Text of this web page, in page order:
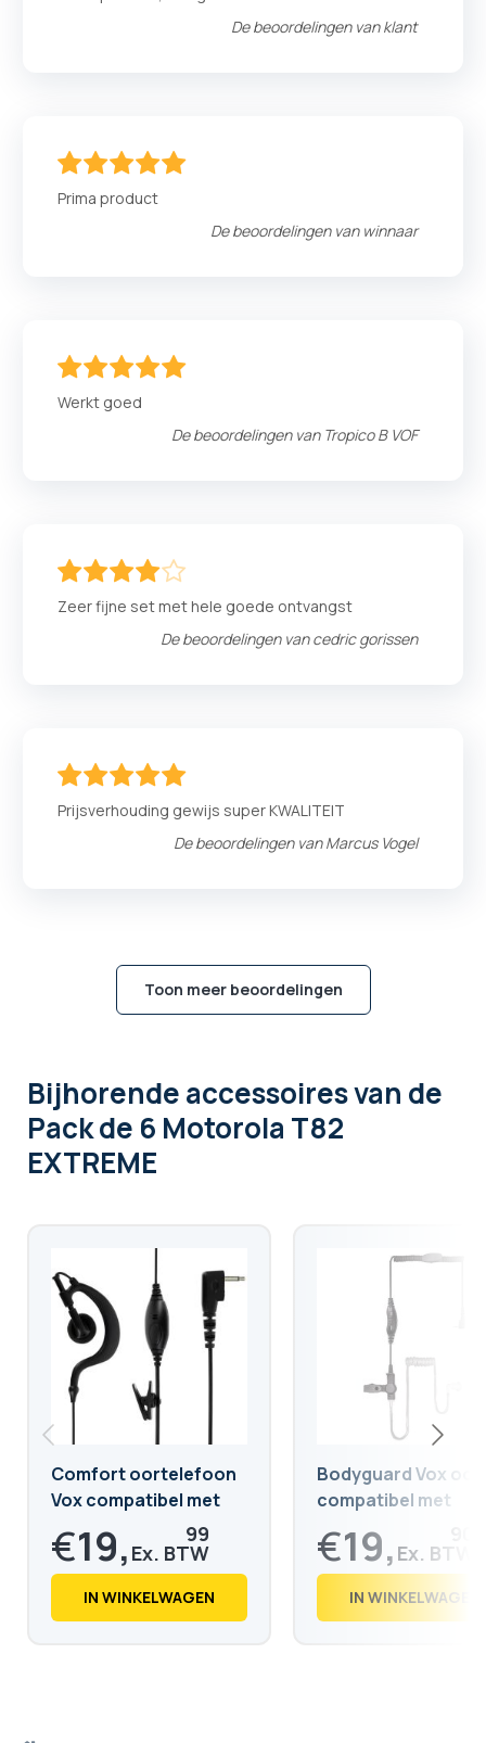
De beoordelingen vanklant
Prima product
De beoordelingen van winnaar
Werkt goed
De beoordelingen van Tropico B VOF
Zeer fijne set met hele goede ontvangst
De beoordelingen vancedric gorissen
Prijsverhouding gewijs super KWALITEIT
De beoordelingen vanMarcus Vogel
Toon meer beoordelingen
Bijhorende accessoiresvan de
Pack de 6 Motorola T82
EXTREME
Comfort oortelefoon
Vox compatibel met
Motorola T82, T82ex,
T62, T80, T60, XTR446
€19, 99
€ 24,
IN WINKELWAGEN
Bodyguard Vox
compatibel met
Motorola T92,
T82, T80, T62, T60
€19,
€ 24,
IN WINKELWAGEN